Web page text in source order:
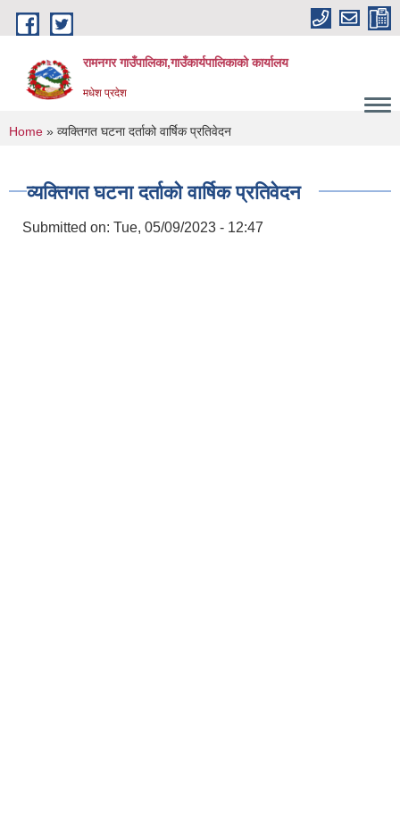
Skip to main content
रामनगर गाउँपालिका,गाउँकार्यपालिकाको कार्यालय
मधेश प्रदेश
You are here
Home » व्यक्तिगत घटना दर्ताको वार्षिक प्रतिवेदन
व्यक्तिगत घटना दर्ताको वार्षिक प्रतिवेदन
Submitted on: Tue, 05/09/2023 - 12:47